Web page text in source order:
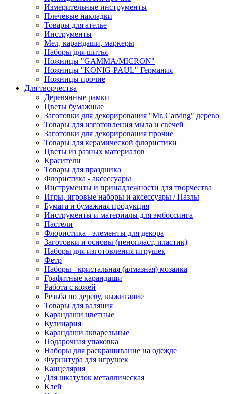
Измерительные инструменты
Плечевые накладки
Товары для ателье
Инструменты
Мел, карандаши, маркеры
Наборы для шитья
Ножницы "GAMMA/MICRON"
Ножницы "KONIG-PAUL" Германия
Ножницы прочие
Для творчества
Деревянные рамки
Цветы бумажные
Заготовки для декорирования "Mr. Carving" дерево
Товары для изготовления мыла и свечей
Заготовки для декорирования прочие
Товары для керамической флористики
Цветы из разных материалов
Красители
Товары для праздника
Флористика - аксессуары
Инструменты и принадлежности для творчества
Игры, игровые наборы и аксессуары / Пазлы
Бумага и бумажная продукция
Инструменты и материалы для эмбоссинга
Пастели
Флористика - элементы для декора
Заготовки и основы (пенопласт, пластик)
Наборы для изготовления игрушек
Фетр
Наборы - кристальная (алмазная) мозаика
Графитные карандаши
Работа с кожей
Резьба по дереву, выжигание
Товары для валяния
Карандаши цветные
Кулинария
Карандаши акварельные
Подарочная упаковка
Наборы для раскрашивание на одежде
Фурнитура для игрушек
Канцелярия
Для шкатулок металлическая
Клей